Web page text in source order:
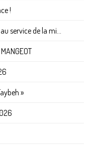
!
service de la mi...
»